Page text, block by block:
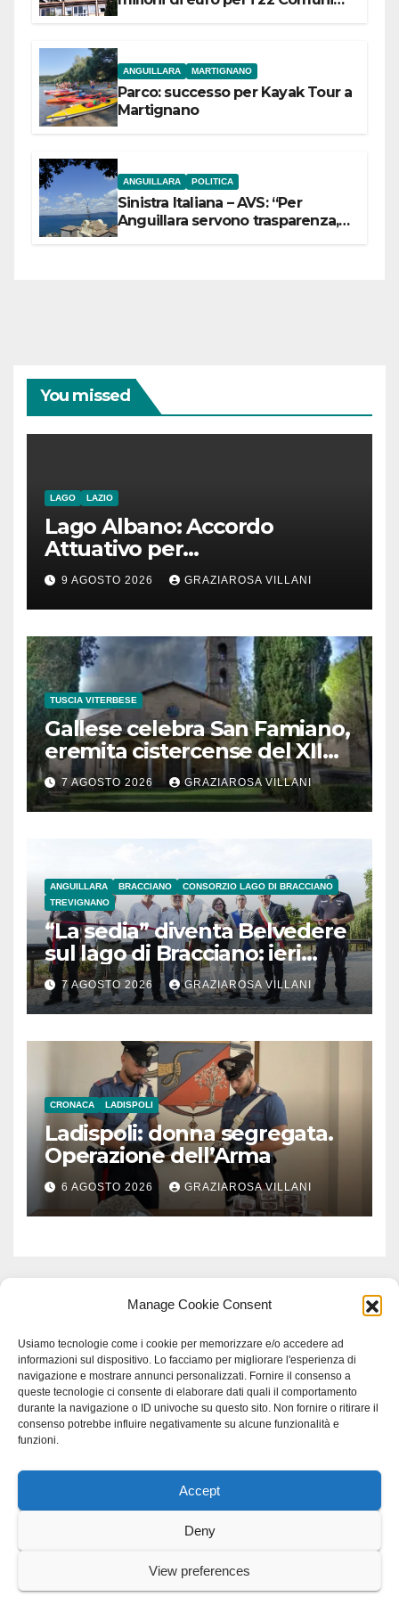
Manage Cookie Consent
Usiamo tecnologie come i cookie per memorizzare e/o accedere ad
informazioni sul dispositivo. Lo facciamo per migliorare l'esperienza di
navigazione e mostrare annunci personalizzati. Fornire il consenso a
queste tecnologie ci consente di elaborare dati quali il comportamento
durante la navigazione o ID univoche su questo sito. Non fornire o ritirare il
consenso potrebbe influire negativamente su alcune funzionalità e
funzioni.
Accept
Deny
View preferences
ANGUILLARA MARTIGNANO
Parco: successo per Kayak Tour a
Martignano
ANGUILLARA POLITICA
Sinistra Italiana – AVS: “Per
Anguillara servono trasparenza,
You missed
LAGO LAZIO
Lago Albano: Accordo
Attuativo per
l’interconnessione
acquedottistica da 29,5
milioni di euro
9 AGOSTO 2026 GRAZIAROSA VILLANI
TUSCIA VITERBESE
Gallese celebra San Famiano,
eremita cistercense del XII
secolo
7 AGOSTO 2026 GRAZIAROSA VILLANI
ANGUILLARA BRACCIANO
CONSORZIO LAGO DI BRACCIANO
TREVIGNANO
“La sedia” diventa Belvedere
sul lago di Bracciano: ieri
l’inaugurazione
7 AGOSTO 2026 GRAZIAROSA VILLANI
CRONACA LADISPOLI
Ladispoli: donna segregata.
Operazione dell’Arma
6 AGOSTO 2026 GRAZIAROSA VILLANI
Proudly powered by WordPress|Tema: Newspaperex di
Scienzastudio specialistico bracciano